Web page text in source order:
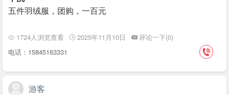
五件羽绒服，团购，一百元
1724人浏览查看 2025年11月10日
评论一下(0)
电话：15845163331
游客